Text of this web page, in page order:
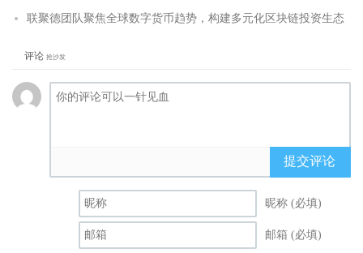
联聚德团队聚焦全球数字货币趋势，构建多元化区块链投资生态
评论 抢沙发
提交评论
昵称 (必填)
邮箱 (必填)